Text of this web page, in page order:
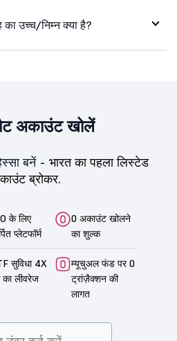
का उच्च/निम्न क्या है?
अकाउंट खोलें
बनें - भारत का पहला लिस्टेड
ब्रोकर.
के लिए
प्लेटफॉर्म
0 अकाउंट खोलने
का शुल्क
सुविधा 4X
लीवरेज
म्यूचुअल फंड पर 0
ट्रांज़ैक्शन की
लागत